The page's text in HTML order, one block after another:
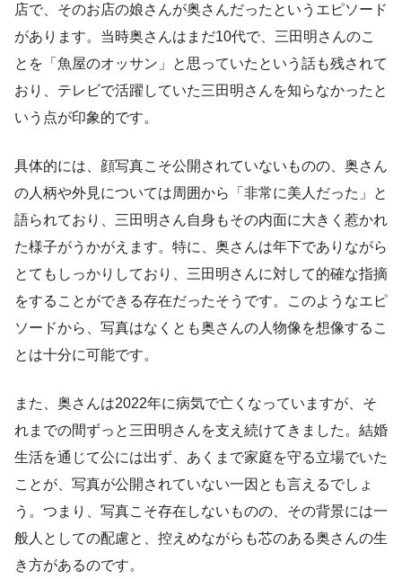
店で、そのお店の娘さんが奥さんだったというエピソード
があります。当時奥さんはまだ10代で、三田明さんのこ
とを「魚屋のオッサン」と思っていたという話も残されて
おり、テレビで活躍していた三田明さんを知らなかったと
いう点が印象的です。
具体的には、顔写真こそ公開されていないものの、奥さん
の人柄や外見については周囲から「非常に美人だった」と
語られており、三田明さん自身もその内面に大きく惹かれ
た様子がうかがえます。特に、奥さんは年下でありながら
とてもしっかりしており、三田明さんに対して的確な指摘
をすることができる存在だったそうです。このようなエピ
ソードから、写真はなくとも奥さんの人物像を想像するこ
とは十分に可能です。
また、奥さんは2022年に病気で亡くなっていますが、そ
れまでの間ずっと三田明さんを支え続けてきました。結婚
生活を通じて公には出ず、あくまで家庭を守る立場でいた
ことが、写真が公開されていない一因とも言えるでしょ
う。つまり、写真こそ存在しないものの、その背景には一
般人としての配慮と、控えめながらも芯のある奥さんの生
き方があるのです。